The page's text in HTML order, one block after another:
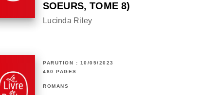
SOEURS, TOME 8)
Lucinda Riley
PARUTION : 10/05/2023
480 PAGES
ROMANS